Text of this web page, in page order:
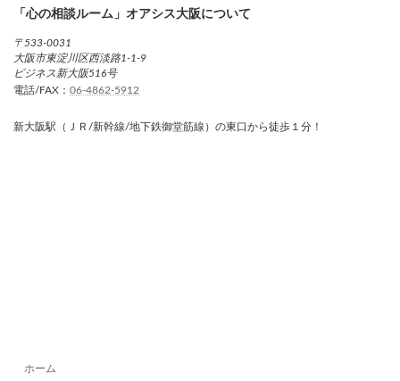
「心の相談ルーム」オアシス大阪について
〒533-0031
大阪市東淀川区西淡路1-1-9
ビジネス新大阪516号
電話/FAX： 06-4862-5912
新大阪駅（ＪＲ/新幹線/地下鉄御堂筋線）の東口から徒歩１分！
ホーム